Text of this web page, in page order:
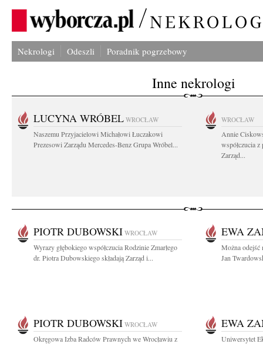
Nekrologi Odeszli Poradnik pogrzebowy
Inne nekrologi
LUCYNA WRÓBEL WROCŁAW
Naszemu Przyjacielowi Michałowi Łuczakowi
Prezesowi Zarządu Mercedes-Benz Grupa Wróbel...
WROCŁAW
Annie
współczucia
Zarząd...
PIOTR DUBOWSKI WROCŁAW
Wyrazy głębokiego współczucia Rodzinie Zmarłego
dr. Piotra Dubowskiego składają Zarząd i...
EWA
Można odejść
Jan
PIOTR DUBOWSKI WROCŁAW
Okręgowa Izba Radców Prawnych we Wrocławiu z
EWA
Uniwersytet